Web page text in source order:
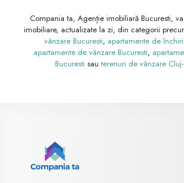
Compania ta, Agenție imobiliară Bucuresti,
imobiliare, actualizate la zi, din categorii
vânzare Bucuresti, apartamente de
apartamente de vânzare Bucuresti,
Bucuresti sau terenuri de vânzare